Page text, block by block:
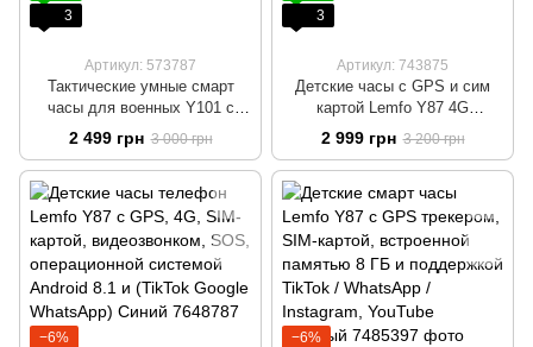
3
Артикул: 573787
Тактические умные смарт
часы для военных Y101 с
фонариком, компасом, GPS
трекером и спортивными
режимами Спортивные
наручные часы Серый
2 499 грн 3 000 грн
3
Артикул: 743875
Детские часы с GPS и сим
картой Lemfo Y87 4G
видеозвонок SOS WiFi смарт
часы для детей с прослушкой
Черный
2 999 грн 3 200 грн
−6%
−6%